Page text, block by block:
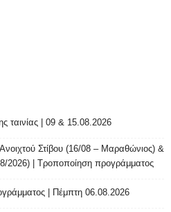
ταινίας | 09 & 15.08.2026
Στίβου (16/08 – Μαραθώνιος) &
2026) | Τροποποίηση προγράμματος
| Πέμπτη 06.08.2026